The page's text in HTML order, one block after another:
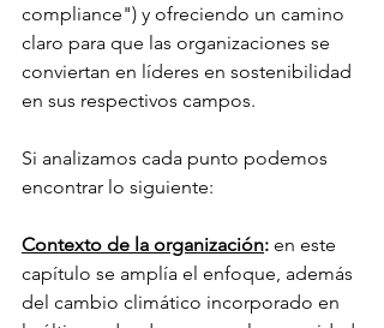
compliance") y ofreciendo un camino
claro para que las organizaciones se
conviertan en líderes en sostenibilidad
en sus respectivos campos.
Si analizamos cada punto podemos
encontrar lo siguiente:
Contexto de la organización: en este
capítulo se amplía el enfoque, además
del cambio climático incorporado en